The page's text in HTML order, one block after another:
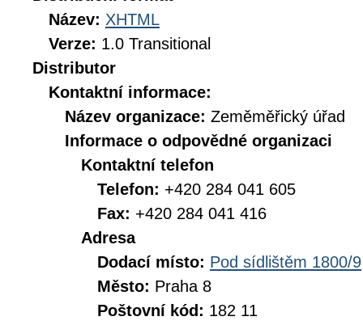
Název: XHTML
Verze: 1.0 Transitional
Distributor
Kontaktní informace:
Název organizace: Zeměměřický úřad
Informace o odpovědné organizaci
Kontaktní telefon
Telefon: +420 284 041 605
Fax: +420 284 041 416
Adresa
Dodací místo: Pod sídlištěm 1800/9
Město: Praha 8
Poštovní kód: 182 11